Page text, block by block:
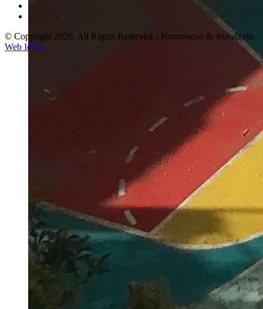
© Copyright 2026. All Rights Reserved. | Κατασκευή & Φιλοξενία
Web Ideas